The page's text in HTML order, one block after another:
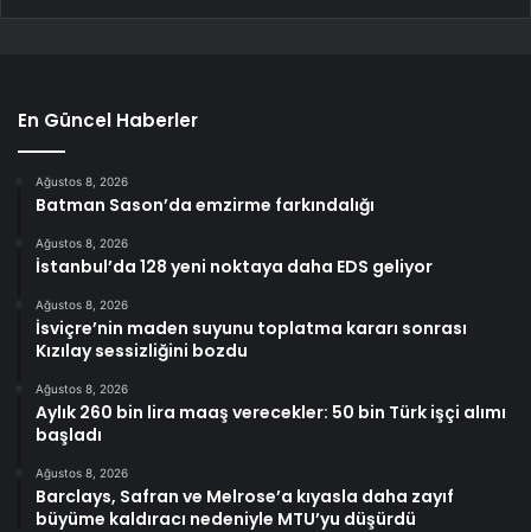
En Güncel Haberler
Ağustos 8, 2026
Batman Sason’da emzirme farkındalığı
Ağustos 8, 2026
İstanbul’da 128 yeni noktaya daha EDS geliyor
Ağustos 8, 2026
İsviçre’nin maden suyunu toplatma kararı sonrası
Kızılay sessizliğini bozdu
Ağustos 8, 2026
Aylık 260 bin lira maaş verecekler: 50 bin Türk işçi alımı
başladı
Ağustos 8, 2026
Barclays, Safran ve Melrose’a kıyasla daha zayıf
büyüme kaldıracı nedeniyle MTU’yu düşürdü